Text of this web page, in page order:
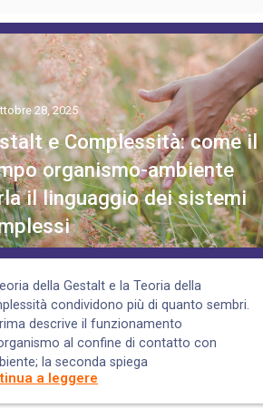
28, 2025
e Complessità: come il
organismo-ambiente
il linguaggio dei sistemi
della Gestalt e la Teoria della
condividono più di quanto sembri.
descrive il funzionamento
al confine di contatto con
la seconda spiega
a leggere